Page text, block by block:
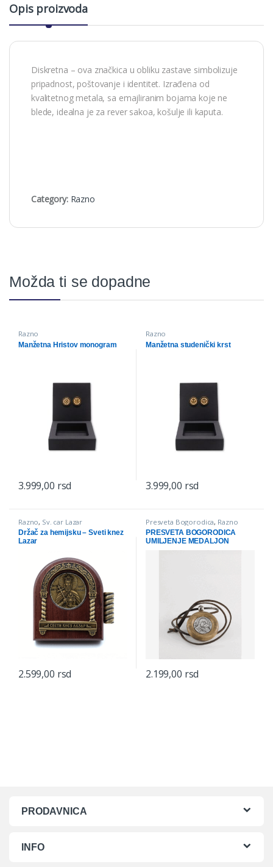
Opis proizvoda
Diskretna – ova značkica u obliku zastave simbolizuje
pripadnost, poštovanje i identitet. Izrađena od
kvalitetnog metala, sa emajliranim bojama koje ne
blede, idealna je za rever sakoa, košulje ili kaputa.
Category: Razno
Možda ti se dopadne
Razno
Manžetna Hristov monogram
3.999,00 rsd
Razno
Manžetna studenički krst
3.999,00 rsd
Razno, Sv. car Lazar
Držač za hemijsku – Sveti knez
Lazar
2.599,00 rsd
Presveta Bogorodica, Razno
PRESVETA BOGORODICA
UMILJENJE MEDALJON
2.199,00 rsd
PRODAVNICA
INFO